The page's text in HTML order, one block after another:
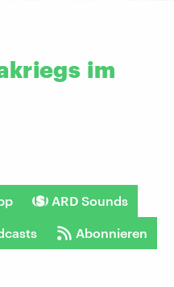
im
ARD Sounds
Abonnieren